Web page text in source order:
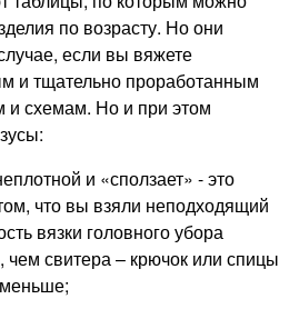
по возрасту. Но они
если вы вяжете
и тщательно проработанным
и схемам. Но и при этом
и «сползает» - это
что вы взяли неподходящий
вязки головного убора
свитера – крючок или спицы